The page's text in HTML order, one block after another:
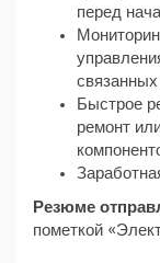
перед
связанных
Быстрое
ремонт
Резюме
пометкой